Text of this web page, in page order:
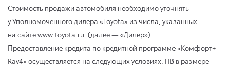
Стоимость продажи автомобиля необходимо уточнять
у Уполномоченного дилера «Toyota» из числа, указанных
на сайте www.toyota.ru. (далее — «Дилер»).
Предоставление кредита по кредитной программе «Комфорт+
Rav4» осуществляется на следующих условиях: ПВ в размере